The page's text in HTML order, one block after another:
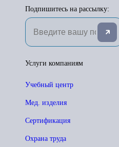
Подпишитесь на рассылку:
Услуги компаниям
Учебный центр
Мед. изделия
Сертификация
Охрана труда